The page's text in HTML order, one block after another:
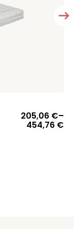
205,06 €–
454,76 €